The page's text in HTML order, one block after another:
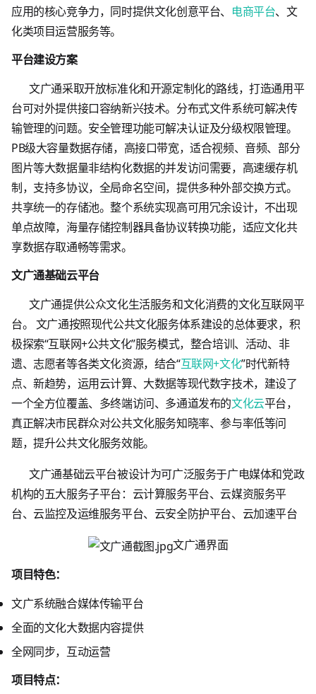
应用的核心竞争力，同时提供文化创意平台、 电商平台、文
化类项目运营服务等。
平台建设方案
文广通采取开放标准化和开源定制化的路线，打造通用平
台可对外提供接口容纳新兴技术。分布式文件系统可解决传
输管理的问题。安全管理功能可解决认证及分级权限管理。
PB级大容量数据存储，高接口带宽，适合视频、音频、部分
图片等大数据量非结构化数据的并发访问需要，高速缓存机
制，支持多协议，全局命名空间，提供多种外部交换方式。
共享统一的存储池。整个系统实现高可用冗余设计，不出现
单点故障，海量存储控制器具备协议转换功能，适应文化共
享数据存取通畅等需求。
文广通基础云平台
文广通提供公众文化生活服务和文化消费的文化互联网平
台。 文广通按照现代公共文化服务体系建设的总体要求，积
极探索“互联网+公共文化”服务模式，整合培训、活动、非
遗、志愿者等各类文化资源，结合“互联网+文化”时代新特
点、新趋势，运用云计算、大数据等现代数字技术，建设了
一个全方位覆盖、多终端访问、多通道发布的文化云平台，
真正解决市民群众对公共文化服务知晓率、参与率低等问
题，提升公共文化服务效能。
文广通基础云平台被设计为可广泛服务于广电媒体和党政
机构的五大服务子平台：云计算服务平台、云媒资服务平
台、云监控及运维服务平台、云安全防护平台、云加速平台
文广通界面
项目特色：
文广系统融合媒体传输平台
全面的文化大数据内容提供
全网同步，互动运营
项目特点：